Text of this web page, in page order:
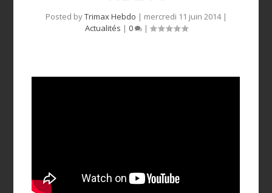
Posted byTrimax Hebdo | mercredi 11 juin 2014|
Actualités | 0 |